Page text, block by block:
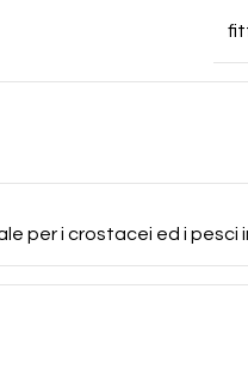
per i crostacei ed i